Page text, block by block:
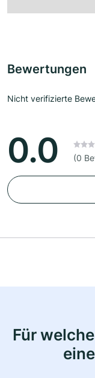
Bewertungen
Nicht verifizierte
0.0 (0
Für